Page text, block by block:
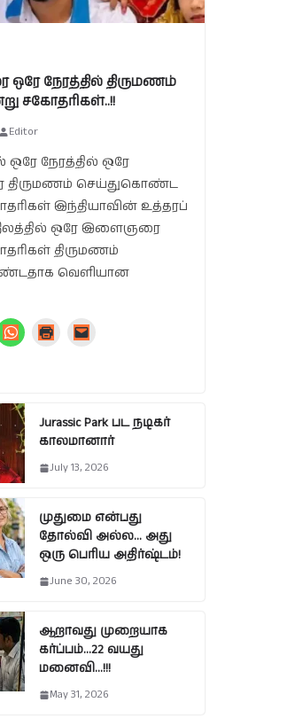
நேரத்தில் திருமணம்
சகோதரிகள்..!!
Editor
ஒரே நேரத்தில் ஒரே
செய்துகொண்ட
இந்தியாவின் உத்தரப்
ஒரே இளைஞரை
திருமணம்
வெளியான
Jurassic Park பட நடிகர்
காலமானார்
July 13, 2026
முதுமை என்பது
தோல்வி அல்ல… அது
ஒரு பெரிய அதிர்ஷ்டம்!
June 30, 2026
ஆறாவது முறையாக
கர்ப்பம்…22 வயது
மனைவி…!!!
May 31, 2026